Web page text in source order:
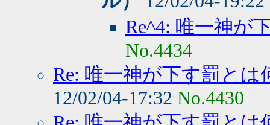
Re^4: 唯一神が
No.4434
Re: 唯一神が下す罰とは
12/02/04-17:32 No.4430